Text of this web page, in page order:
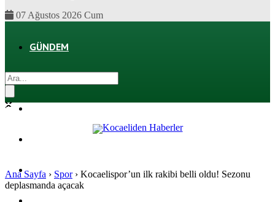
07 Ağustos 2026 Cum
GÜNDEM
SPOR
Ana Sayfa › Spor› Kocaelispor’un ilk rakibi belli oldu! Sezonu
deplasmanda açacak